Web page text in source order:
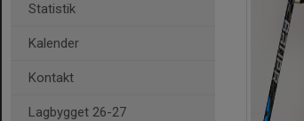
Statistik
Kalender
Kontakt
Lagbygget 26-27